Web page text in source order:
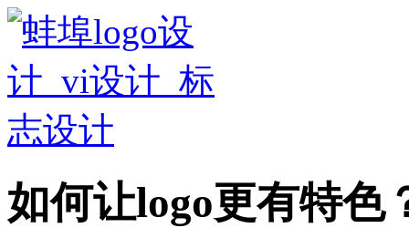
如何让logo更有特色